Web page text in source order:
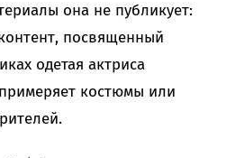
она не публикует:
посвященный
одетая актриса
костюмы или